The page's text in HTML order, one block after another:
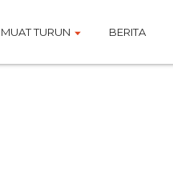
MUAT TURUN BERITA